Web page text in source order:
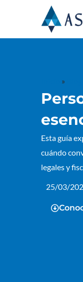
contenido
»
Esta guía
cuándo
legales y
25/03/